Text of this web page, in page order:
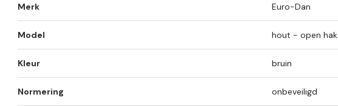
Merk Euro-Dan
Model hout - open hak
Kleur bruin
Normering onbeveiligd